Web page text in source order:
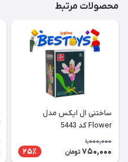
محصولات مرتبط
ساختنی ال ایکس مدل
Flower کد 5443
1,000,000
750,000 تومان 25٪